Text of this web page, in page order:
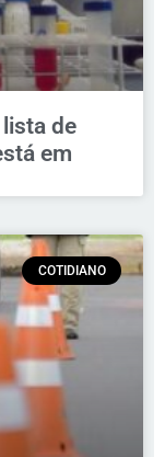
de
em
COTIDIANO